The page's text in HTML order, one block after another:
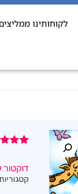
לקוחותינו
מבוסס
דוקטור